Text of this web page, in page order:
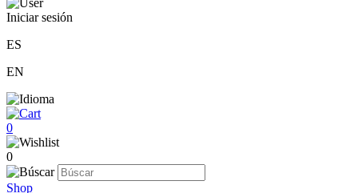
Iniciar sesión
ES
EN
0
0
Shop